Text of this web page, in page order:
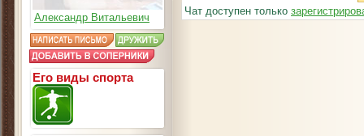
Александр Витальевич
Его виды спорта
Чат доступен только